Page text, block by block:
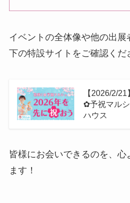
イベントの全体像や他の出展
下の特設サイトをご確認くだ
【2026/2/
✿予祝マル
ハウス
皆様にお会いできるのを、
ます！